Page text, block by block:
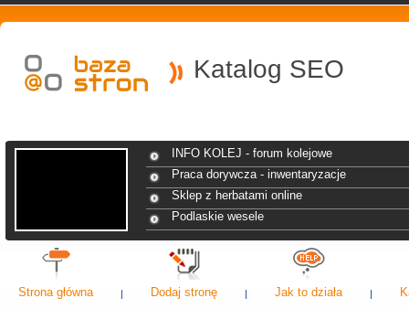
Katalog SEO
INFO KOLEJ - forum kolejowe
Praca dorywcza - inwentaryzacje
Sklep z herbatami online
Podlaskie wesele
Strona główna Dodaj stronę Jak to działa